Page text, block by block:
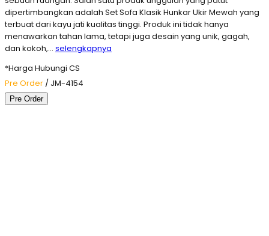
dipertimbangkan adalah Set Sofa Klasik Hunkar Ukir Mewah yang
terbuat dari kayu jati kualitas tinggi. Produk ini tidak hanya
menawarkan tahan lama, tetapi juga desain yang unik, gagah,
dan kokoh,… selengkapnya
*Harga Hubungi CS
Pre Order / JM-4154
Pre Order